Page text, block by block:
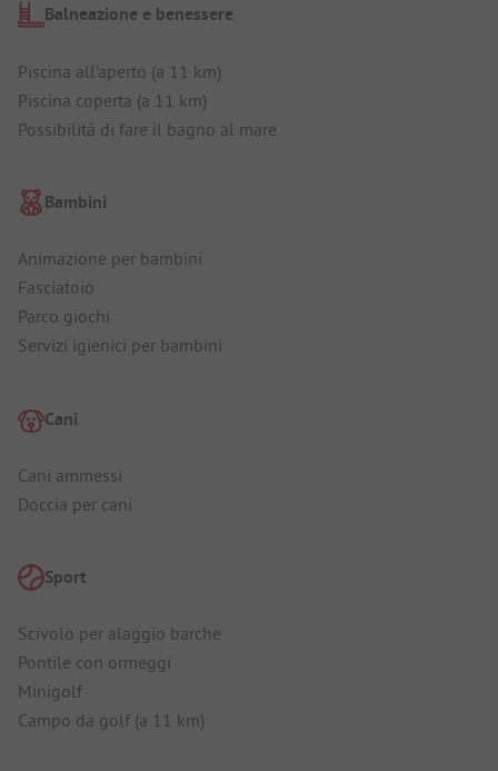
Balneazione e benessere
Piscina all'aperto (a 11 km)
Piscina coperta (a 11 km)
Possibilità di fare il bagno al mare
Bambini
Animazione per bambini
Fasciatoio
Parco giochi
Servizi igienici per bambini
Cani
Cani ammessi
Doccia per cani
Sport
Scivolo per alaggio barche
Pontile con ormeggi
Minigolf
Campo da golf (a 11 km)